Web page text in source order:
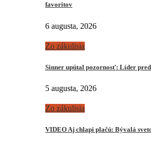
favoritov
6 augusta, 2026
Zo zákulisia
Sinner upútal pozornosť: Líder
5 augusta, 2026
Zo zákulisia
VIDEO Aj chlapi plačú: Bývalá